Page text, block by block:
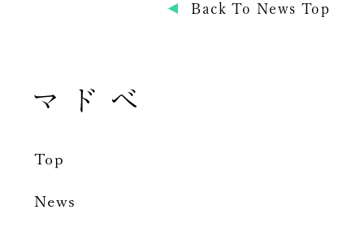
Back To News Top
Top
News